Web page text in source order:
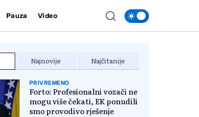
Pauza Video
Najnovije Najčitanije
PRIVREMENO
Forto: Profesionalni vozači ne
mogu više čekati, EK ponudili
smo provodivo rješenje